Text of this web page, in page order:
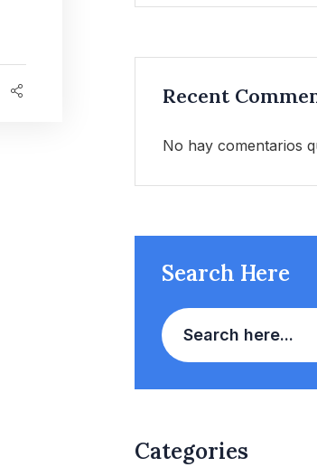
Recent
No hay comentarios
Search Here
Categories